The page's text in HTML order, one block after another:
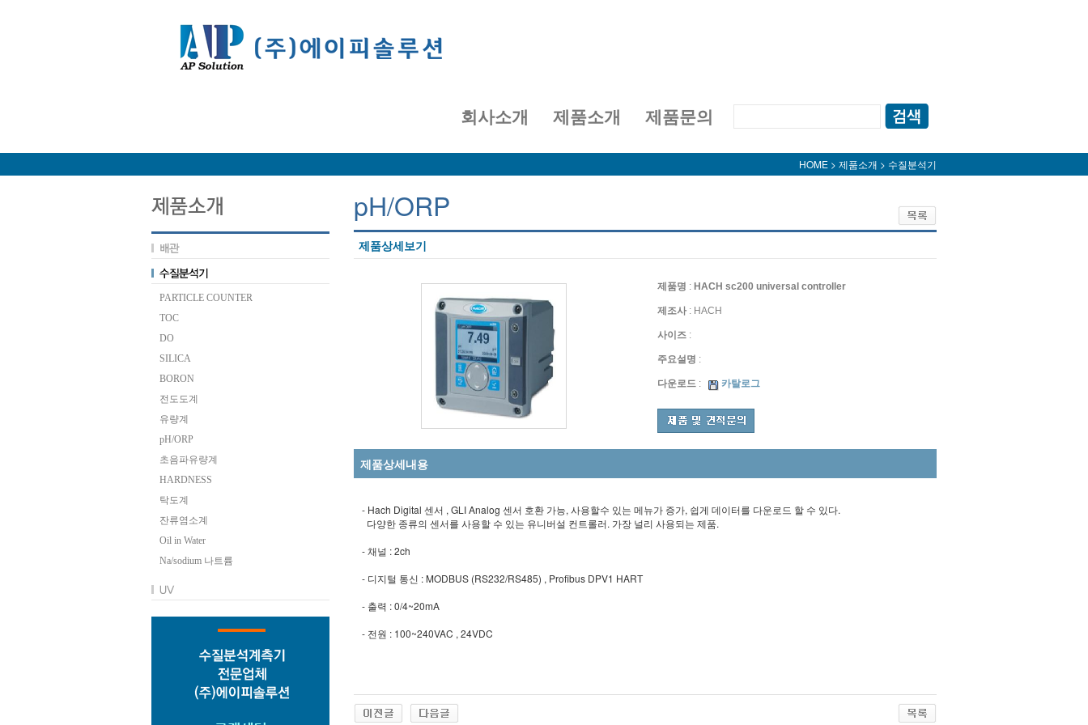
회사소개 제품소개 제품문의
HOME > 제품소개 > 수질분석기
PARTICLE COUNTER
TOC
DO
SILICA
BORON
전도도계
유량계
pH/ORP
초음파유량계
HARDNESS
탁도계
잔류염소계
Oil in Water
Na/sodium 나트륨
pH/ORP
제품상세보기
제품명 : HACH sc200 universal controller
제조사 : HACH
사이즈 :
주요설명 :
다운로드 : 카탈로그
제품상세내용
- Hach Digital 센서 , GLI Analog 센서 호환 가능, 사용할수 있는 메뉴가 증가, 쉽게 데이터를 다운로드 할 수 있다.
다양한 종류의 센서를 사용할 수 있는 유니버설 컨트롤러. 가장 널리 사용되는 제품.
- 채널 : 2ch
- 디지털 통신 : MODBUS (RS232/RS485) , Profibus DPV1 HART
- 출력 : 0/4~20mA
- 전원 : 100~240VAC , 24VDC